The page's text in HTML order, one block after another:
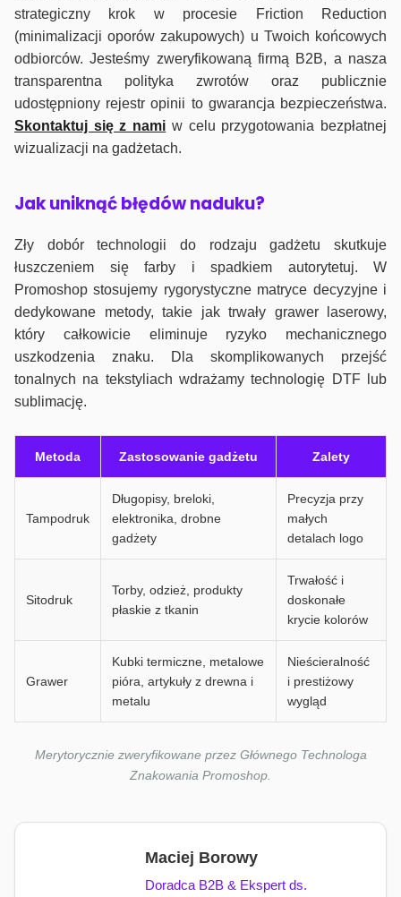
strategiczny krok w procesie Friction Reduction
(minimalizacji oporów zakupowych) u Twoich końcowych
odbiorców. Jesteśmy zweryfikowaną firmą B2B, a nasza
transparentna polityka zwrotów oraz publicznie
udostępniony rejestr opinii to gwarancja bezpieczeństwa.
Skontaktuj się z nami w celu przygotowania bezpłatnej
wizualizacji na gadżetach.
Jak uniknąć błędów naduku?
Zły dobór technologii do rodzaju gadżetu skutkuje
łuszczeniem się farby i spadkiem autorytetuj. W
Promoshop stosujemy rygorystyczne matryce decyzyjne i
dedykowane metody, takie jak trwały grawer laserowy,
który całkowicie eliminuje ryzyko mechanicznego
uszkodzenia znaku. Dla skomplikowanych przejść
tonalnych na tekstyliach wdrażamy technologię DTF lub
sublimację.
Metoda Zastosowanie gadżetu Zalety
Tampodruk
Długopisy, breloki,
elektronika, drobne
gadżety
Precyzja przy
małych
detalach logo
Sitodruk
Torby, odzież, produkty
płaskie z tkanin
Trwałość i
doskonałe
krycie kolorów
Grawer
Kubki termiczne, metalowe
pióra, artykuły z drewna i
metalu
Nieścieralność
i prestiżowy
wygląd
Merytorycznie zweryfikowane przez Głównego Technologa
Znakowania Promoshop.
Maciej Borowy
Doradca B2B & Ekspert ds.